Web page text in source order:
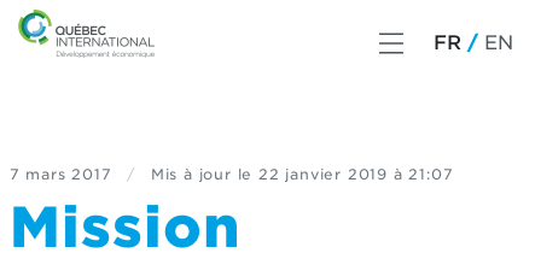
FR EN
7 mars 2017 / Mis à jour le 22 janvier 2019 à 21:07
Mission